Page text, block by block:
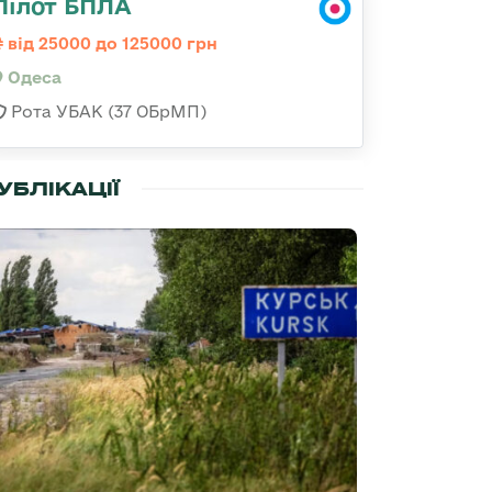
БПЛА
від 25000 до 125000 грн
Одеса
Рота УБАК (37 ОБрМП)